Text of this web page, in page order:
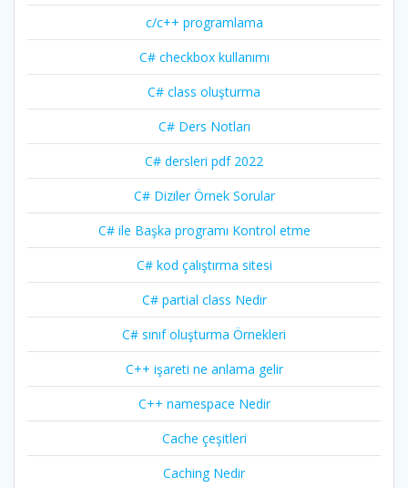
c/c++ programlama
C# checkbox kullanımı
C# class oluşturma
C# Ders Notları
C# dersleri pdf 2022
C# Diziler Örnek Sorular
C# ile Başka programı Kontrol etme
C# kod çalıştırma sitesi
C# partial class Nedir
C# sınıf oluşturma Örnekleri
C++ işareti ne anlama gelir
C++ namespace Nedir
Cache çeşitleri
Caching Nedir